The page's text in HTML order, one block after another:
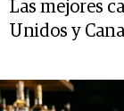
Las mejores
Unidos y